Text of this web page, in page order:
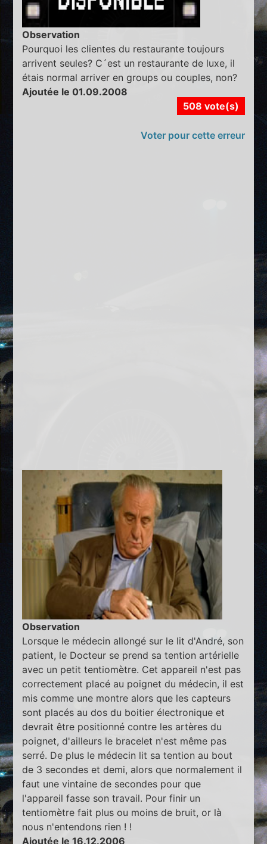
Observation
Pourquoi les clientes du restaurante toujours
arrivent seules? C´est un restaurante de luxe, il
étais normal arriver en groups ou couples, non?
Ajoutée le 01.09.2008
508 vote(s)
Voter pour cette erreur
Observation
Lorsque le médecin allongé sur le lit d'André, son
patient, le Docteur se prend sa tention artérielle
avec un petit tentiomètre. Cet appareil n'est pas
correctement placé au poignet du médecin, il est
mis comme une montre alors que les capteurs
sont placés au dos du boitier électronique et
devrait être positionné contre les artères du
poignet, d'ailleurs le bracelet n'est même pas
serré. De plus le médecin lit sa tention au bout
de 3 secondes et demi, alors que normalement il
faut une vintaine de secondes pour que
l'appareil fasse son travail. Pour finir un
tentiomètre fait plus ou moins de bruit, or là
nous n'entendons rien ! !
Ajoutée le 16.12.2006